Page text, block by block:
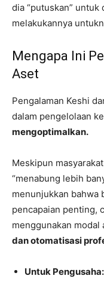
dia “putuskan”
melakukannya
Mengapa Ini
Aset
Pengalaman Keshi
dalam pengelolaan
mengoptimalkan.
Meskipun
“menabung lebih
menunjukkan bahwa
pencapaian penting,
menggunakan modal
dan otomatisasi
Untuk Pengusaha: